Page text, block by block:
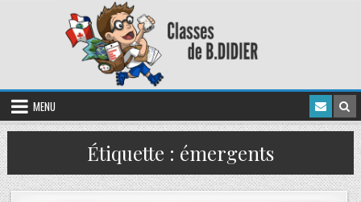
MENU
Étiquette : émergents